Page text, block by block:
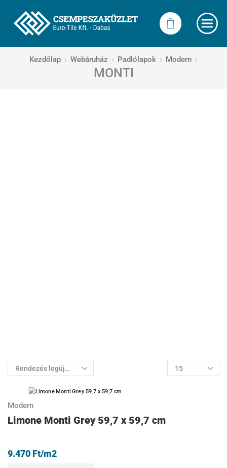
Kezdőlap Webáruház Padlólapok Modern
MONTI
Modern
Limone Monti Grey 59,7 x 59,7 cm
9.470 Ft/m2